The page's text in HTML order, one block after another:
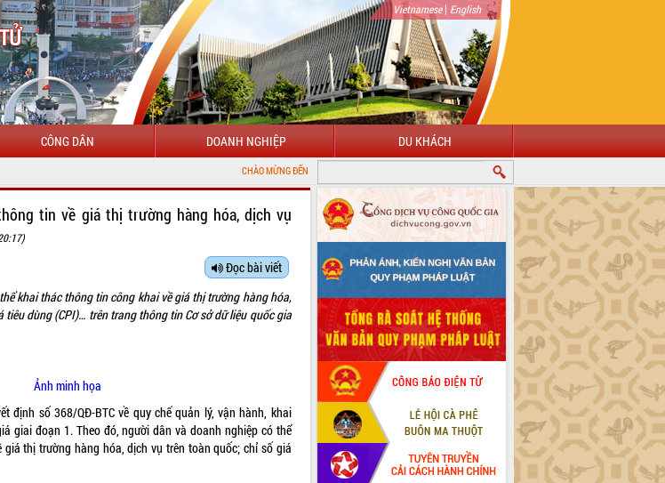
Vietnamese| English
CÔNG DÂN DOANH NGHIỆP DU KHÁCH
CHÀO MỪNG ĐẾN VỚI CỔNG THÔNG TIN ĐIỆN TỬ TỈNH ĐẮK LẮK
tin về giá thị trường hàng hóa, dịch vụ
Đọc bài viết
khai thác thông tin công khai về giá thị trường hàng hóa,
tiêu dùng (CPI)… trên trang thông tin Cơ sở dữ liệu quốc gia
Ảnh minh họa
định số 368/QĐ-BTC về quy chế quản lý, vận hành, khai
giai đoạn 1. Theo đó, người dân và doanh nghiệp có thể
thị trường hàng hóa, dịch vụ trên toàn quốc; chỉ số giá